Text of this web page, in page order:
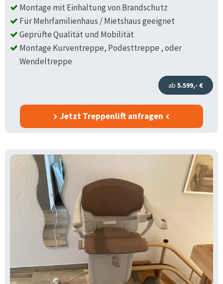
Montage mit Einhaltung von Brandschutz
Für Mehrfamilienhaus / Mietshaus geeignet
Geprüfte Qualität und Mobilität
Montage Kurventreppe, Podesttreppe , oder
Wendeltreppe
ab 5.599,- €
Jetzt Treppenlift anfragen